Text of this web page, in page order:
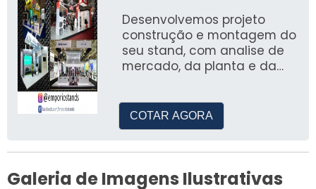
Desenvolvemos projeto
construção e montagem do
seu stand, com analise de
mercado, da planta e da
assertividade na
participação nos principais
COTAR AGORA
Galeria de Imagens Ilustrativas